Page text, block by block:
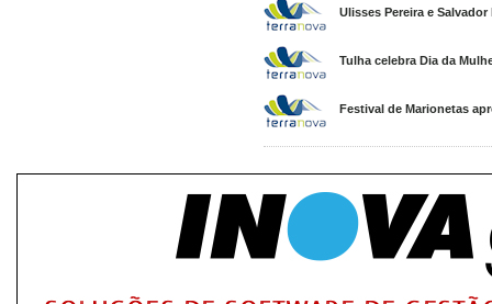
Ulisses Pereira e
Tulha celebra Dia da
Festival de Marionetas